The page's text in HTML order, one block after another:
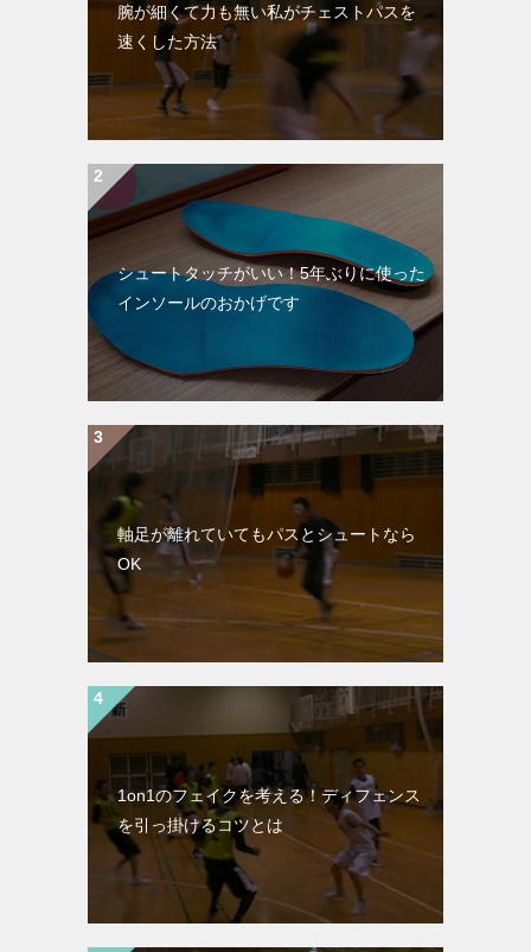
腕が細くて力も無い私がチェストパスを
速くした方法
シュートタッチがいい！5年ぶりに使った
インソールのおかげです
軸足が離れていてもパスとシュートなら
OK
1on1のフェイクを考える！ディフェンス
を引っ掛けるコツとは